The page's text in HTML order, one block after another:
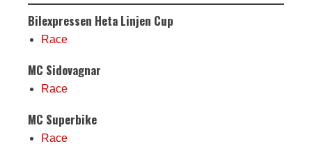
Bilexpressen Heta Linjen Cup
Race
MC Sidovagnar
Race
MC Superbike
Race